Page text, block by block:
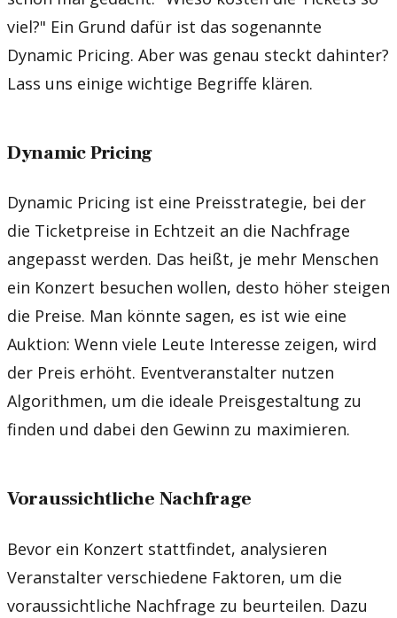
viel?" Ein Grund dafür ist das sogenannte
Dynamic Pricing. Aber was genau steckt dahinter?
Lass uns einige wichtige Begriffe klären.
Dynamic Pricing
Dynamic Pricing ist eine Preisstrategie, bei der
die Ticketpreise in Echtzeit an die Nachfrage
angepasst werden. Das heißt, je mehr Menschen
ein Konzert besuchen wollen, desto höher steigen
die Preise. Man könnte sagen, es ist wie eine
Auktion: Wenn viele Leute Interesse zeigen, wird
der Preis erhöht. Eventveranstalter nutzen
Algorithmen, um die ideale Preisgestaltung zu
finden und dabei den Gewinn zu maximieren.
Voraussichtliche Nachfrage
Bevor ein Konzert stattfindet, analysieren
Veranstalter verschiedene Faktoren, um die
voraussichtliche Nachfrage zu beurteilen. Dazu